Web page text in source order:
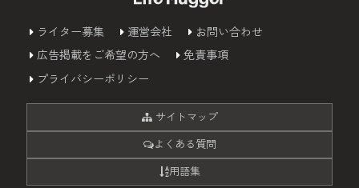
ライター募集 運営会社
お問い合わせ
広告掲載をご希望の方へ
免責事項
プライバシーポリシー
サイトマップ
よくある質問
用語集